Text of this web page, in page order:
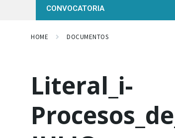
CONVOCATORIA
HOME DOCUMENTOS
Literal_i-